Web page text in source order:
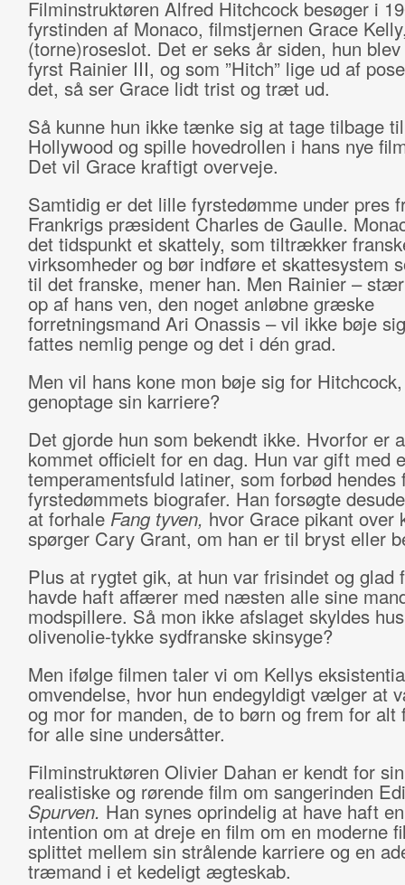
Filminstruktøren Alfred Hitchcock besøger i
fyrstinden af Monaco, filmstjernen Grace
(torne)roseslot. Det er seks år siden, hun
fyrst Rainier III, og som ”Hitch” lige ud af
det, så ser Grace lidt trist og træt ud.
Så kunne hun ikke tænke sig at tage tilbage til
Hollywood og spille hovedrollen i hans nye
Det vil Grace kraftigt overveje.
Samtidig er det lille fyrstedømme under pres
Frankrigs præsident Charles de Gaulle.
det tidspunkt et skattely, som tiltrækker
virksomheder og bør indføre et skattesystem
til det franske, mener han. Men Rainier –
op af hans ven, den noget anløbne græske
forretningsmand Ari Onassis – vil ikke bøje
fattes nemlig penge og det i dén grad.
Men vil hans kone mon bøje sig for
genoptage sin karriere?
Det gjorde hun som bekendt ikke. Hvorfor er
kommet officielt for en dag. Hun var gift med
temperamentsfuld latiner, som forbød hendes
fyrstedømmets biografer. Han forsøgte
at forhale Fang tyven, hvor Grace pikant over
spørger Cary Grant, om han er til bryst eller
Plus at rygtet gik, at hun var frisindet og glad
havde haft affærer med næsten alle sine
modspillere. Så mon ikke afslaget skyldes
olivenolie-tykke sydfranske skinsyge?
Men ifølge filmen taler vi om Kellys
omvendelse, hvor hun endegyldigt vælger at
og mor for manden, de to børn og frem for alt
for alle sine undersåtter.
Filminstruktøren Olivier Dahan er kendt for
realistiske og rørende film om sangerinden
Spurven. Han synes oprindelig at have haft
intention om at dreje en film om en moderne
splittet mellem sin strålende karriere og en
træmand i et kedeligt ægteskab.